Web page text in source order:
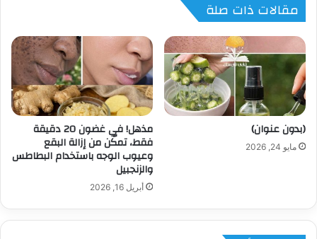
مقالات ذات صلة
(بدون عنوان)
مايو 24, 2026
مذهل! في غضون 20 دقيقة
فقط، تمكّن من إزالة البقع
وعيوب الوجه باستخدام البطاطس
والزنجبيل
أبريل 16, 2026